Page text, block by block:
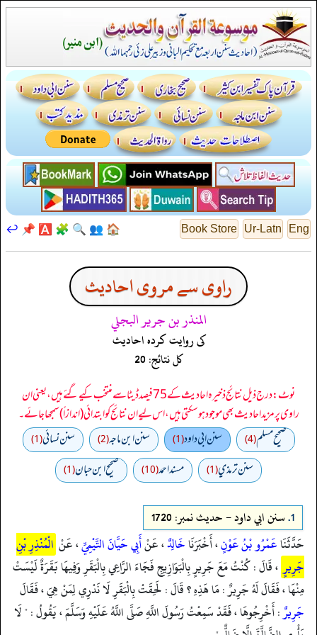
Eng
Ur-Latn
Book Store
🏠
👥
🔍
🧩
🅰️
📌
↩️
راوی سے مروی احادیث
المنذر بن جرير البجلي
کی روایت کردہ احادیث
کل نتائج: 20
نوٹ: درج ذیل نتائج ذخیرہ احادیث کے 75 فیصد ڈیٹا سے منتخب کیے گئے ہیں، یعنی ان
راوی پر مزید احادیث بھی موجود ہو سکتی ہیں، اس لیے ان نتائج کو ابتدائی (اندازاً) سمجھا جائے۔
صحيح مسلم(4) سنن ابي داود(1) سنن ابن ماجه(2) سنن نسائي(1)
سنن ترمذي(1) مسند احمد(10) صحیح ابن حبان(1)
1. سنن ابي داود - حدیث نمبر: 1720
حَدَّثَنَاعَمْرُو بْنُ عَوْنٍ، أَخْبَرَنَاخَالِدٌ، عَنْأَبِي حَيَّانَ التَّيْمِيِّ، عَنْ الْمُنْذِرِ بْنِ
جَرِيرٍ ، قَالَ : كُنْتُ مَعَ جَرِيرٍ بِالْبَوَازِيجِ فَجَاءَ الرَّاعِي بِالْبَقَرِ وَفِيهَا بَقَرَةٌ لَيْسَتْ
مِنْهَا ، فَقَالَ لَهُ جَرِيرٌ : مَا هَذِهِ ؟ قَالَ : لَحِقَتْ بِالْبَقَرِ لَا نَدْرِي لِمَنْ هِيَ ، فَقَالَ
جَرِيرٌ: أَخْرِجُوهَا ، فَقَدْ سَمِعْتُ رَسُولَ اللَّهِ صَلَّى اللَّهُ عَلَيْهِ وَسَلَّمَ ، يَقُولُ : " لَا